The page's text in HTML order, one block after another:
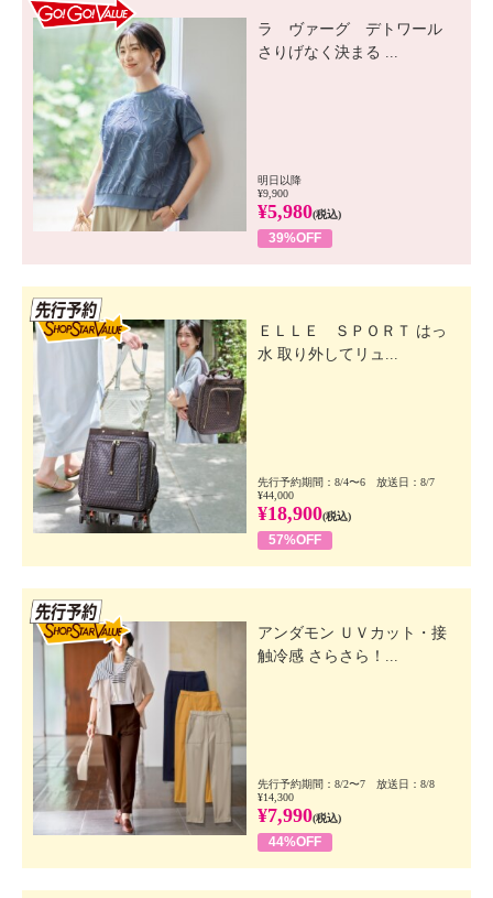
ラ ヴァーグ デトワール
さりげなく決まる ...
明日以降
¥9,900
¥5,980(税込)
39%OFF
ＥＬＬＥ ＳＰＯＲＴ はっ
水 取り外してリュ...
先行予約期間：8/4〜6 放送日：8/7
¥44,000
¥18,900(税込)
57%OFF
アンダモン ＵＶカット・接
触冷感 さらさら！...
先行予約期間：8/2〜7 放送日：8/8
¥14,300
¥7,990(税込)
44%OFF